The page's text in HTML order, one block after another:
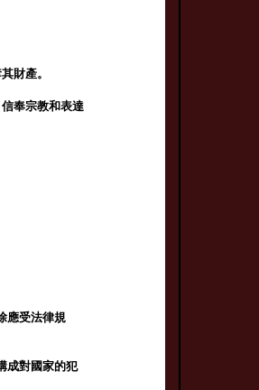
財產。
奉宗教和表達
應受法律規
成對國家的犯